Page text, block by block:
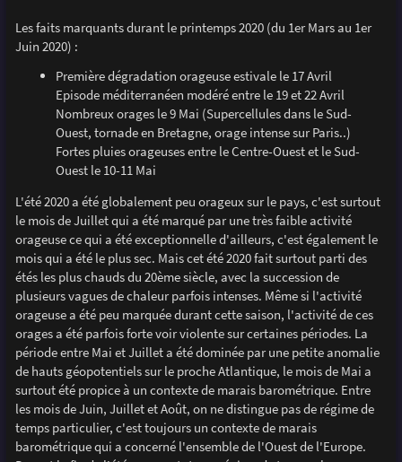
Les faits marquants durant le printemps 2020 (du 1er Mars au 1er
Juin 2020) :
Première dégradation orageuse estivale le 17 Avril
Episode méditerranéen modéré entre le 19 et 22 Avril
Nombreux orages le 9 Mai (Supercellules dans le Sud-
Ouest, tornade en Bretagne, orage intense sur Paris..)
Fortes pluies orageuses entre le Centre-Ouest et le Sud-
Ouest le 10-11 Mai
L'été 2020 a été globalement peu orageux sur le pays, c'est surtout
le mois de Juillet qui a été marqué par une très faible activité
orageuse ce qui a été exceptionnelle d'ailleurs, c'est également le
mois qui a été le plus sec. Mais cet été 2020 fait surtout parti des
étés les plus chauds du 20ème siècle, avec la succession de
plusieurs vagues de chaleur parfois intenses. Même si l'activité
orageuse a été peu marquée durant cette saison, l'activité de ces
orages a été parfois forte voir violente sur certaines périodes. La
période entre Mai et Juillet a été dominée par une petite anomalie
de hauts géopotentiels sur le proche Atlantique, le mois de Mai a
surtout été propice à un contexte de marais barométrique. Entre
les mois de Juin, Juillet et Août, on ne distingue pas de régime de
temps particulier, c'est toujours un contexte de marais
barométrique qui a concerné l'ensemble de l'Ouest de l'Europe.